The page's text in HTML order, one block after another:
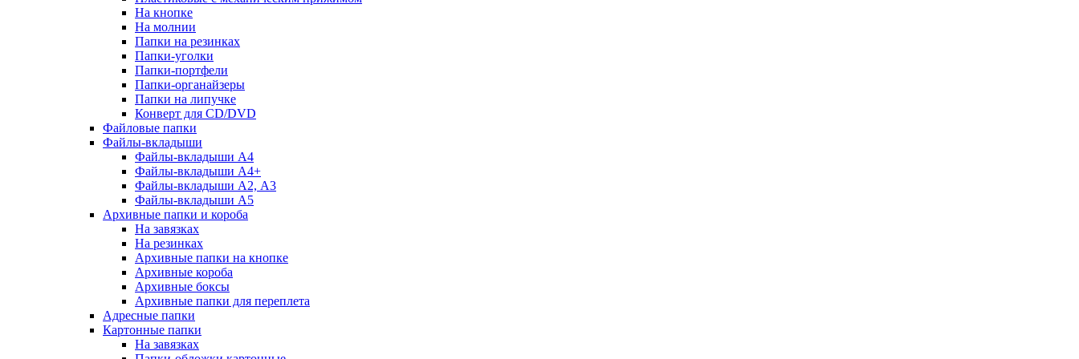
На кнопке
На молнии
Папки на резинках
Папки-уголки
Папки-портфели
Папки-органайзеры
Папки на липучке
Конверт для CD/DVD
Файловые папки
Файлы-вкладыши
Файлы-вкладыши А4
Файлы-вкладыши А4+
Файлы-вкладыши А2, А3
Файлы-вкладыши А5
Архивные папки и короба
На завязках
На резинках
Архивные папки на кнопке
Архивные короба
Архивные боксы
Архивные папки для переплета
Адресные папки
Картонные папки
На завязках